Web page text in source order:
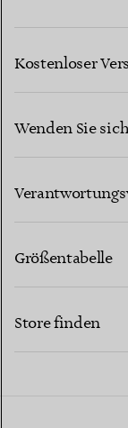
Kostenloser
Wenden Sie
Größentabelle
Store finden